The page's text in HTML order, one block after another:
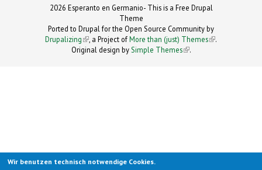
2026 Esperanto en Germanio- This is a Free Drupal
Theme
Ported to Drupal for the Open Source Community by
Drupalizing(link is external)
, a Project ofMore than (just) Themes (link is
.
Original design by Simple Themes
(link is
.
Wir benutzen technisch notwendige Cookies.